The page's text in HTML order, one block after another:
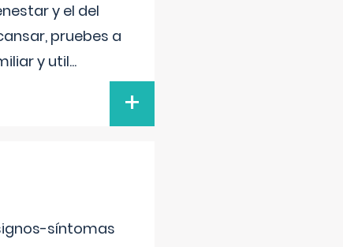
y el del
pruebes a
y util...
+
síntomas